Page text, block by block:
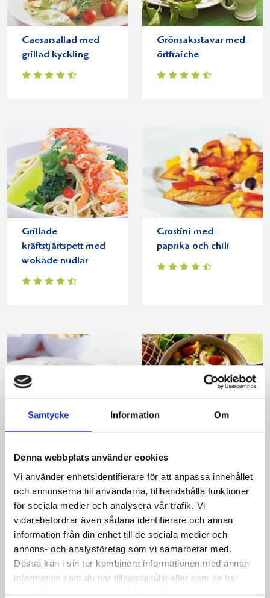
Samtycke Information Om
Denna webbplats använder cookies
Vi använder enhetsidentifierare för att anpassa innehållet
och annonserna till användarna, tillhandahålla funktioner
för sociala medier och analysera vår trafik. Vi
vidarebefordrar även sådana identifierare och annan
information från din enhet till de sociala medier och
annons- och analysföretag som vi samarbetar med.
Dessa kan i sin tur kombinera informationen med annan
information som du har tillhandahållit eller som de har
samlat in när du har använt deras tjänster.
Caesarsallad med
grillad kyckling
Grönsaksstavar med
örtfraiche
Grillade
kräftstjärtspett med
wokade nudlar
Crostini med
paprika och chili
Produkter i receptet: